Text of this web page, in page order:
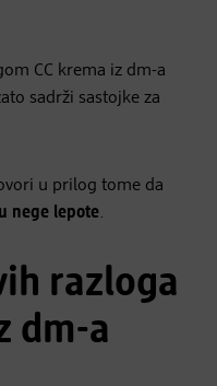
CC krema iz dm-a
sadrži sastojke za
u prilog tome da
nege lepote.
razloga
dm-a